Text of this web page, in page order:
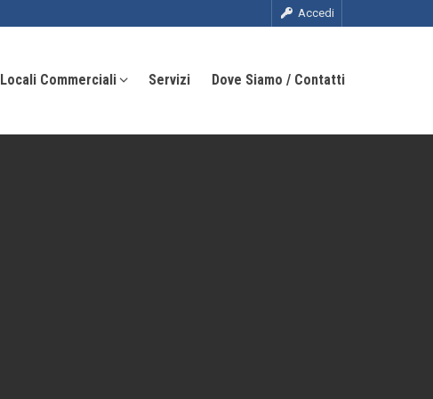
Accedi
Locali Commerciali Servizi Dove Siamo / Contatti